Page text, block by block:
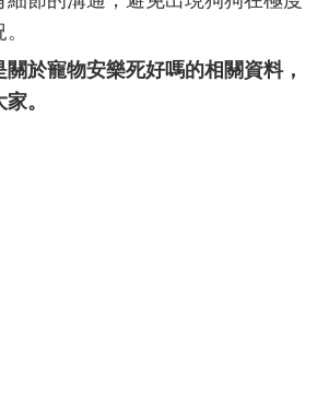
於寵物安樂死好嗎的相關資料，
。